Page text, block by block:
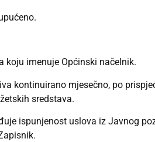
imenuje Općinski načelnik.
kontinuirano mjesečno, po
sredstava.
ispunjenost uslova iz Javnog